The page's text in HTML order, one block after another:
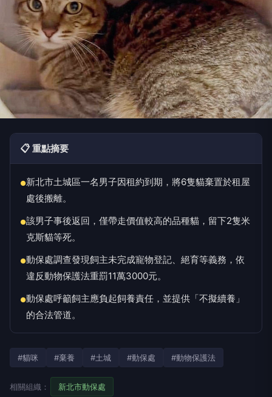
📋 重點摘要
●新北市土城區一名男子因租約到期，將6隻貓棄置於租屋
處後搬離。
●該男子事後返回，僅帶走價值較高的品種貓，留下2隻米
克斯貓等死。
●動保處調查發現飼主未完成寵物登記、絕育等義務，依
違反動物保護法重罰11萬3000元。
●動保處呼籲飼主應負起飼養責任，並提供「不擬續養」
的合法管道。
#貓咪 #棄養 #土城 #動保處 #動物保護法
相關組織： 新北市動保處